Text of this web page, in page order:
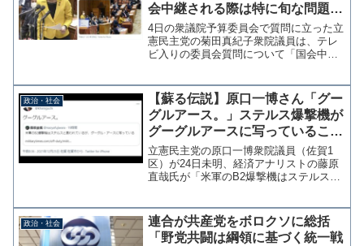
会中継される際は特に旬な問題を
取り上げる瞬発力が求められる」
森会長の発言問題に変更
4日の衆議院予算委員会で質問に立った立
憲民主党の菊田真紀子衆院議員は、テレ
ビ入りの委員会質問について「国会中継
稿した。菊田氏はこの日、マスコミから
女性蔑視として批判報道...
政治・社会
【蘇る伝説】原口一博さん「グー
グルアース。」ステルス爆撃機が
グーグルアースに写っていること
に興味津々
立憲民主党の原口一博衆院議員（佐賀1
区）が24日未明、経済アナリストの藤原
直哉氏が「米軍のB2爆撃機はステルスと
に反応し、たった一言「グーグルアー
ス。」と投稿している。...
政治・社会
連合が共産党をボロクソに総括
「野党共闘は綱領に基づく統一戦